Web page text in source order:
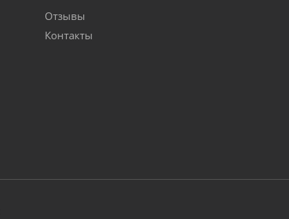
Отзывы
Контакты